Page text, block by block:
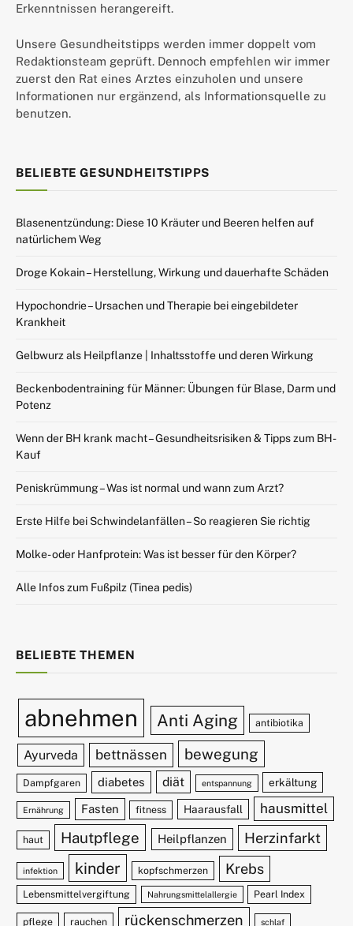
Erkenntnissen herangereift.
Unsere Gesundheitstipps werden immer doppelt vom
Redaktionsteam geprüft. Dennoch empfehlen wir immer
zuerst den Rat eines Arztes einzuholen und unsere
Informationen nur ergänzend, als Informationsquelle zu
benutzen.
BELIEBTE GESUNDHEITSTIPPS
Blasenentzündung: Diese 10 Kräuter und Beeren helfen auf
natürlichem Weg
Droge Kokain – Herstellung, Wirkung und dauerhafte Schäden
Hypochondrie – Ursachen und Therapie bei eingebildeter
Krankheit
Gelbwurz als Heilpflanze | Inhaltsstoffe und deren Wirkung
Beckenbodentraining für Männer: Übungen für Blase, Darm und
Potenz
Wenn der BH krank macht – Gesundheitsrisiken & Tipps zum BH-
Kauf
Peniskrümmung – Was ist normal und wann zum Arzt?
Erste Hilfe bei Schwindelanfällen – So reagieren Sie richtig
Molke- oder Hanfprotein: Was ist besser für den Körper?
Alle Infos zum Fußpilz (Tinea pedis)
BELIEBTE THEMEN
abnehmen Anti Aging antibiotika
Ayurveda bettnässen bewegung
Dampfgaren diabetes diät entspannung erkältung
Ernährung Fasten fitness Haarausfall hausmittel
haut Hautpflege Heilpflanzen Herzinfarkt
infektion kinder kopfschmerzen Krebs
Lebensmittelvergiftung Nahrungsmittelallergie Pearl Index
pflege rauchen rückenschmerzen schlaf